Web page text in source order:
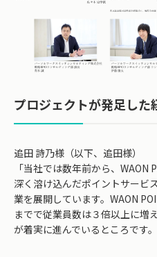
プロジェクトが発足した
追田 詩乃様（以下、追田様）
「当社では数年前から、WAON
深く溶け込んだポイントサービ
業を展開しています。WAON
までで従業員数は３倍以上に増
が着実に進んでいるところです。